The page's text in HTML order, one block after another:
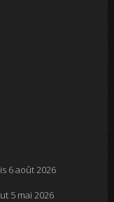
6 août 2026
5 mai 2026